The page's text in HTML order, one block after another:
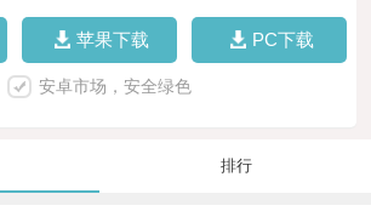
苹果下载 PC下载
安卓市场，安全绿色
排行